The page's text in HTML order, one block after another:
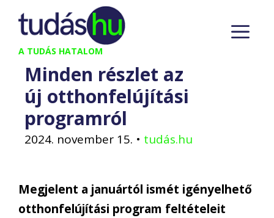
Kilépés
tartalomba
A TUDÁS HATALOM
Minden részlet az
új otthonfelújítási
programról
2024. november 15. • tudás.hu
Megjelent a januártól ismét igényelhető
otthonfelújítási program feltételeit